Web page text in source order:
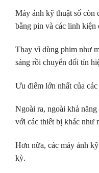
Máy ảnh kỹ thuật số còn
bằng pin và các linh
Thay vì dùng phim như
sáng rồi chuyển đổi tín
Ưu điểm lớn nhất của
Ngoài ra, ngoài khả
với các thiết bị khác
Hơn nữa, các máy ảnh
kỳ.